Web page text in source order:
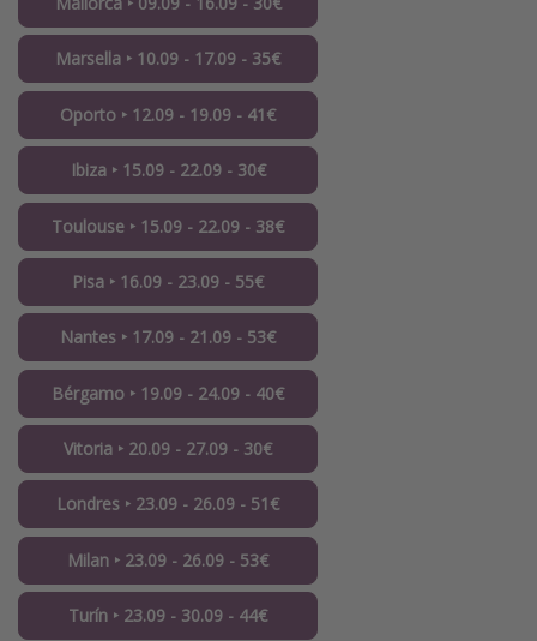
Marsella ‣ 10.09 - 17.09 - 35€
Oporto ‣ 12.09 - 19.09 - 41€
Ibiza ‣ 15.09 - 22.09 - 30€
Toulouse ‣ 15.09 - 22.09 - 38€
Pisa ‣ 16.09 - 23.09 - 55€
Nantes ‣ 17.09 - 21.09 - 53€
Bérgamo ‣ 19.09 - 24.09 - 40€
Vitoria ‣ 20.09 - 27.09 - 30€
Londres ‣ 23.09 - 26.09 - 51€
Milan ‣ 23.09 - 26.09 - 53€
Turín ‣ 23.09 - 30.09 - 44€